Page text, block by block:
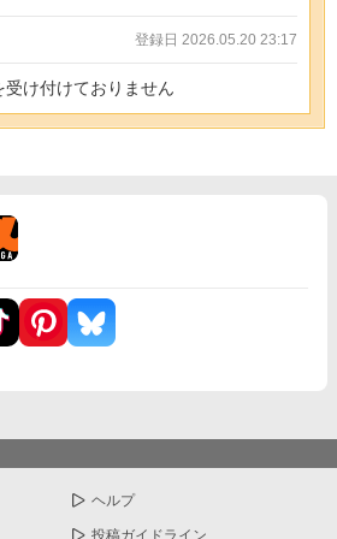
登録日 2026.05.20 23:17
け付けておりません
ヘルプ
投稿ガイドライン